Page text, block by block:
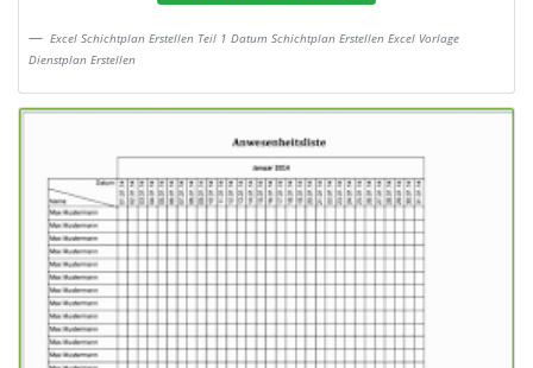
Excel Schichtplan Erstellen Teil 1 Datum Schichtplan Erstellen Excel Vorlage
Dienstplan Erstellen